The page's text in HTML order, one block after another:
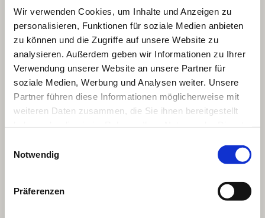
Wir verwenden Cookies, um Inhalte und Anzeigen zu
personalisieren, Funktionen für soziale Medien anbieten
zu können und die Zugriffe auf unsere Website zu
analysieren. Außerdem geben wir Informationen zu Ihrer
Verwendung unserer Website an unsere Partner für
soziale Medien, Werbung und Analysen weiter. Unsere
Partner führen diese Informationen möglicherweise mit
weiteren Daten zusammen, die Sie ihnen bereitgestellt
Notwendig
Präferenzen